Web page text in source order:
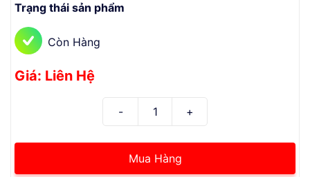
Trạng thái sản phẩm
Còn Hàng
Giá: Liên Hệ
Mua Hàng